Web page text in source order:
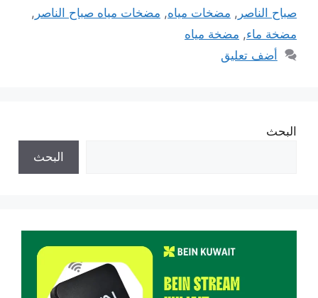
صباح الناصر , مضخات مياه, مضخات مياه صباح الناصر ,
مضخة ماء, مضخة مياه
أضف تعليق
البحث
البحث